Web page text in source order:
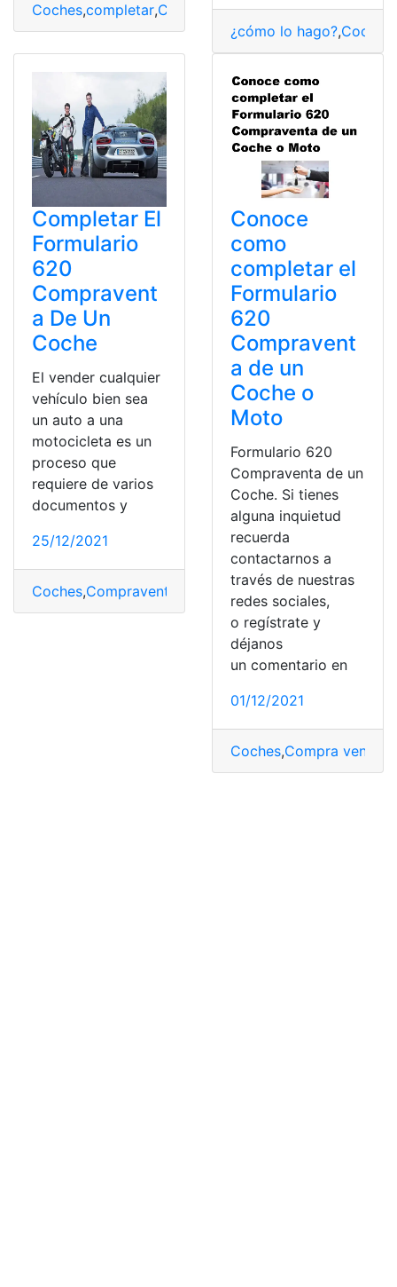
Coches,completar,Compraventa,conocer,España,
¿cómo lo hago?,Coches
Completar El
Formulario
620
Compravent
a De Un
Coche
El vender cualquier
vehículo bien sea
un auto a una
motocicleta es un
proceso que
requiere de varios
documentos y
25/12/2021
Coches,Compraventa Formulario 620 Moto
Conoce
como
completar el
Formulario
620
Compravent
a de un
Coche o
Moto
Formulario 620
Compraventa de un
Coche. Si tienes
alguna inquietud
recuerda
contactarnos a
través de nuestras
redes sociales,
o regístrate y
déjanos
un comentario en
01/12/2021
Coches,Compra venta